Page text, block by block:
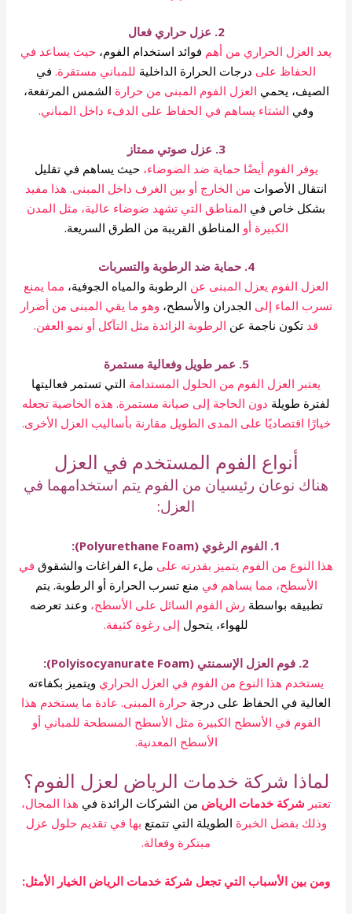
2. عزل حراري فعال
يعد العزل الحراري من أهم فوائد استخدام الفوم، حيث يساعد في
الحفاظ على درجات الحرارة الداخلية للمباني مستقرة. في
الصيف، يحمي العزل الفوم المبنى من حرارة الشمس المرتفعة،
وفي الشتاء يساهم في الحفاظ على الدفء داخل المباني.
3. عزل صوتي ممتاز
يوفر الفوم أيضًا حماية ضد الضوضاء، حيث يساهم في تقليل
انتقال الأصوات من الخارج أو بين الغرف داخل المبنى. هذا مفيد
بشكل خاص في المناطق التي تشهد ضوضاء عالية، مثل المدن
الكبيرة أو المناطق القريبة من الطرق السريعة.
4. حماية ضد الرطوبة والتسربات
العزل الفوم يعزل المبنى عن الرطوبة والمياه الجوفية، مما يمنع
تسرب الماء إلى الجدران والأسطح، وهو ما يقي المبنى من أضرار
قد تكون ناجمة عن الرطوبة الزائدة مثل التآكل أو نمو العفن.
5. عمر طويل وفعالية مستمرة
يعتبر العزل الفوم من الحلول المستدامة التي تستمر فعاليتها
لفترة طويلة دون الحاجة إلى صيانة مستمرة. هذه الخاصية تجعله
خيارًا اقتصاديًا على المدى الطويل مقارنة بأساليب العزل الأخرى.
أنواع الفوم المستخدم في العزل
هناك نوعان رئيسيان من الفوم يتم استخدامهما في
العزل:
1. الفوم الرغوي (Polyurethane Foam):
هذا النوع من الفوم يتميز بقدرته على ملء الفراغات والشقوق في
الأسطح، مما يساهم في منع تسرب الحرارة أو الرطوبة. يتم
تطبيقه بواسطة رش الفوم السائل على الأسطح، وعند تعرضه
للهواء، يتحول إلى رغوة كثيفة.
2. فوم العزل الإسمنتي (Polyisocyanurate Foam):
يستخدم هذا النوع من الفوم في العزل الحراري ويتميز بكفاءته
العالية في الحفاظ على درجة حرارة المبنى. عادة ما يستخدم هذا
الفوم في الأسطح الكبيرة مثل الأسطح المسطحة للمباني أو
الأسطح المعدنية.
لماذا شركة خدمات الرياض لعزل الفوم؟
تعتبر شركة خدمات الرياض من الشركات الرائدة في هذا المجال،
وذلك بفضل الخبرة الطويلة التي تتمتع بها في تقديم حلول عزل
مبتكرة وفعالة.
ومن بين الأسباب التي تجعل شركة خدمات الرياض الخيار الأمثل: